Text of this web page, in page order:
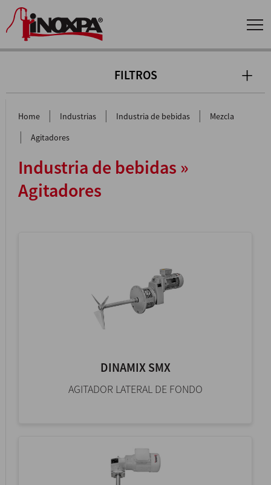
FILTROS
Home | Industrias | Industria de bebidas | Mezcla
| Agitadores
Industria de bebidas »
Agitadores
DINAMIX SMX
AGITADOR LATERAL DE FONDO